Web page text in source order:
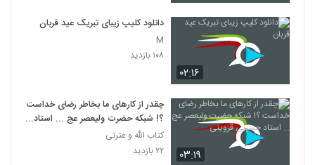
۰۲:۱۶
دانلود کلیپ زیبای تبریک عید قربان
M
۱۰۸ بازدید
۰۳:۱۹
چقدر از کارهای ما بخاطر رضای خداست
؟! شبکه حضرت ولیعصر عج ... استاد
حسینی قزوینی
کتاب الله و عترتی
۲۲ بازدید